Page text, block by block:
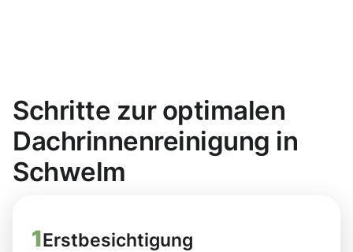
Schritte zur optimalen
Dachrinnenreinigung in
Schwelm
1Erstbesichtigung